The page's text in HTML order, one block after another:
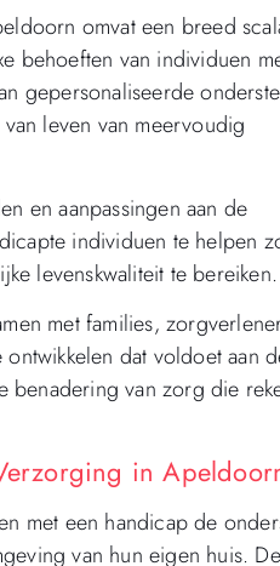
omvat een breed
behoeften van individuen
gepersonaliseerde
leven van meervoudig
en aanpassingen aan de
individuen te helpen
levenskwaliteit te bereiken.
met families,
dat voldoet aan
benadering van zorg die
in
met een handicap de
van hun eigen huis.